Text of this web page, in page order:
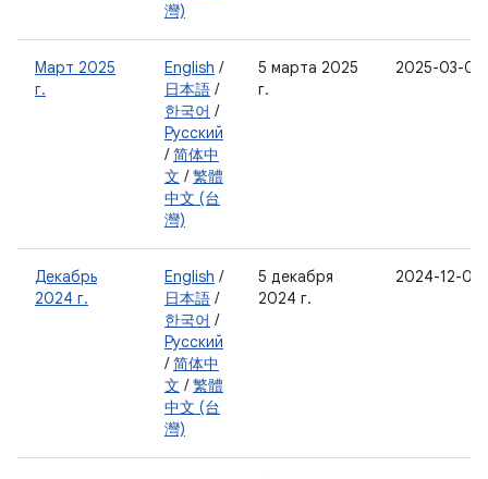
灣)
Март 2025
г.
English /
日本語 /
한국어 /
Русский
/简体中
文 /繁體
中文 (台
灣)
5 марта 2025
г.
2025-03-05
Декабрь
2024 г.
English /
日本語 /
한국어 /
Русский
/简体中
文 /繁體
中文 (台
灣)
5 декабря
2024 г.
2024-12-05